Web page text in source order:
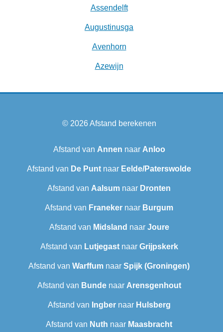
Assendelft
Augustinusga
Avenhorn
Azewijn
© 2026Afstand berekenen
Afstand van Annen naar Anloo
Afstand van De Punt naar Eelde/Paterswolde
Afstand van Aalsum naar Dronten
Afstand van Franeker naar Burgum
Afstand van Midsland naar Joure
Afstand van Lutjegastnaar Grijpskerk
Afstand van Warffum naar Spijk (Groningen)
Afstand van Bundenaar Arensgenhout
Afstand van Ingbernaar Hulsberg
Afstand van Nuth naar Maasbracht